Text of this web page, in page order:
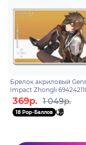
идеальны для
необходимы для
Брелок акриловый
Impact Zhongli
369р. 1 049р.
18 Pop-Баллов